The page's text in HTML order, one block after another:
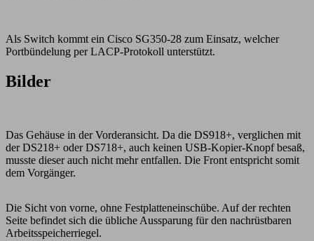
Als Switch kommt ein Cisco SG350-28 zum Einsatz, welcher
Portbündelung per LACP-Protokoll unterstützt.
Bilder
Das Gehäuse in der Vorderansicht. Da die DS918+, verglichen mit
der DS218+ oder DS718+, auch keinen USB-Kopier-Knopf besaß,
musste dieser auch nicht mehr entfallen. Die Front entspricht somit
dem Vorgänger.
Die Sicht von vorne, ohne Festplatteneinschübe. Auf der rechten
Seite befindet sich die übliche Aussparung für den nachrüstbaren
Arbeitsspeicherriegel.